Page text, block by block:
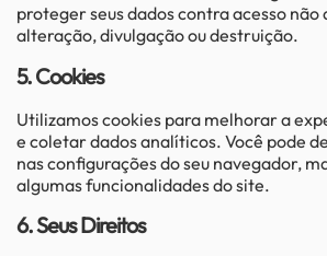
proteger seus dados contra acesso não
alteração, divulgação ou destruição.
5. Cookies
Utilizamos cookies para melhorar a
e coletar dados analíticos. Você pode
nas configurações do seu navegador,
algumas funcionalidades do site.
6. Seus Direitos